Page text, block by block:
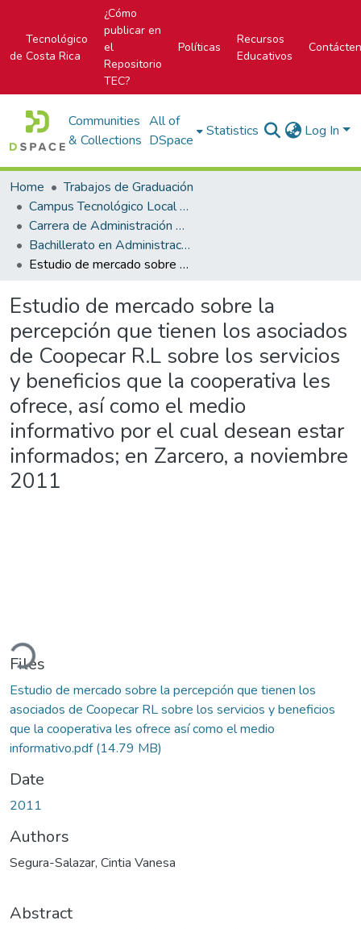
Tecnológico
de Costa Rica
¿Cómo
publicar en
el
Repositorio
TEC?
Políticas
Recursos
Educativos
Communities
& Collections
All of
DSpace
Statistics Log In
Home
Trabajos de Graduación
Campus Tecnológico Local San Carlos
Carrera de Administración de Empresas
Bachillerato en Administración de Empresas
Estudio de mercado sobre la percepción que tienen los asociados de Coopecar R.L sobre los servicios y beneficios que la cooperativa les ofrece, así como el medio informativo por el cual desean estar informados; en Zarcero, a noviembre 2011
Estudio de mercado sobre la
percepción que tienen los asociados
de Coopecar R.L sobre los servicios
y beneficios que la cooperativa les
ofrece, así como el medio
informativo por el cual desean estar
informados; en Zarcero, a noviembre
2011
Files
Estudio de mercado sobre la percepción que tienen los
asociados de Coopecar RL sobre los servicios y beneficios
que la cooperativa les ofrece así como el medio
informativo.pdf(14.79 MB)
Date
2011
Authors
Segura-Salazar, Cintia Vanesa
Abstract